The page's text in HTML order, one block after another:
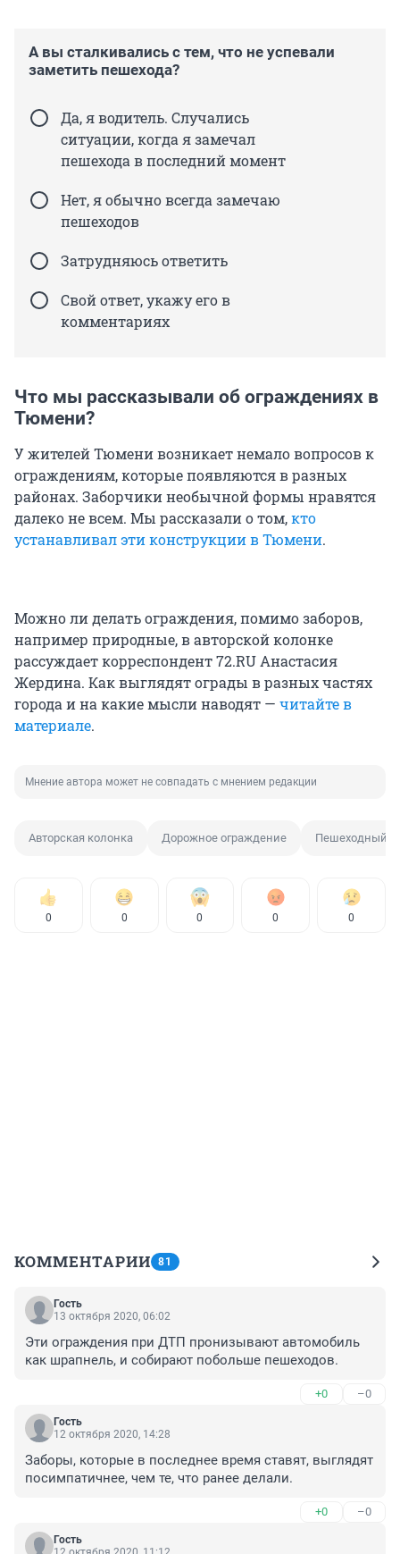
А вы сталкивались с тем, что не успевали
заметить пешехода?
Да, я водитель. Случались
ситуации, когда я замечал
пешехода в последний момент
Нет, я обычно всегда замечаю
пешеходов
Затрудняюсь ответить
Свой ответ, укажу его в
комментариях
Что мы рассказывали об ограждениях в
Тюмени?
У жителей Тюмени возникает немало вопросов к
ограждениям, которые появляются в разных
районах. Заборчики необычной формы нравятся
далеко не всем. Мы рассказали о том,кто
устанавливал эти конструкции в Тюмени.
Можно ли делать ограждения, помимо заборов,
например природные, в авторской колонке
рассуждает корреспондент 72.RU Анастасия
Жердина. Как выглядят ограды в разных частях
города и на какие мысли наводят — читайте в
материале.
Мнение автора может не совпадать с мнением редакции
Авторская колонка Дорожное ограждение Пешеходный
0 0 0 0 0
КОММЕНТАРИИ 81
Гость
13 октября 2020, 06:02
Эти ограждения при ДТП пронизывают автомобиль
как шрапнель, и собирают побольше пешеходов.
+0 –0
Гость
12 октября 2020, 14:28
Заборы, которые в последнее время ставят, выглядят
посимпатичнее, чем те, что ранее делали.
+0 –0
Гость